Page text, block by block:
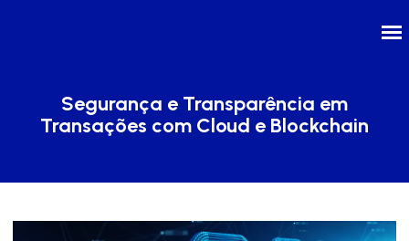
Segurança e Transparência em
Transações com Cloud e Blockchain